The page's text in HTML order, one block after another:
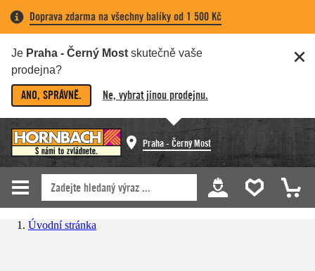
Doprava zdarma na všechny balíky od 1 500 Kč
Je Praha - Černý Most skutečně vaše
prodejna?
ANO, SPRÁVNĚ. Ne, vybrat jinou prodejnu.
Praha - Černý Most
Úvodní stránka